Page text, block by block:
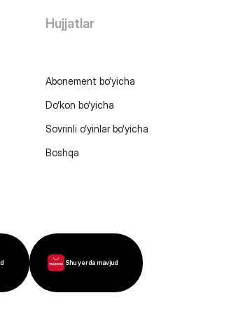
Hujjatlar
Abonement bo‘yicha
Do‘kon bo‘yicha
Sovrinli o‘yinlar bo‘yicha
Boshqa
Shu yerda mavjud